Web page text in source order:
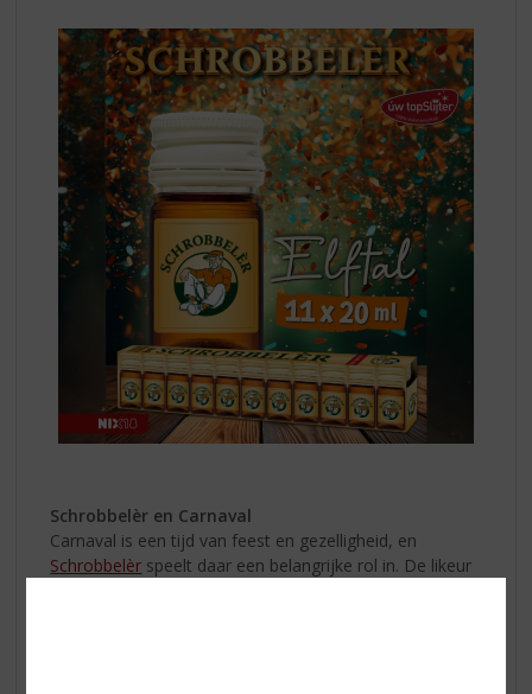
Schrobbelèr en Carnaval
Carnaval is een tijd van feest en gezelligheid, en
Schrobbelèr speelt daar een belangrijke rol in. De likeur